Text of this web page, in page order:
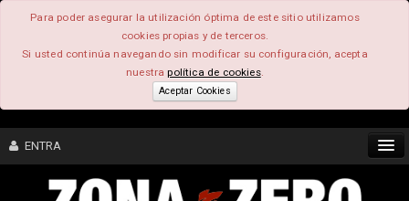
Para poder asegurar la utilización óptima de este sitio utilizamos
cookies propias y de terceros.
Si usted continúa navegando sin modificar su configuración, acepta
nuestrapolítica de cookies.
Aceptar Cookies
ENTRA